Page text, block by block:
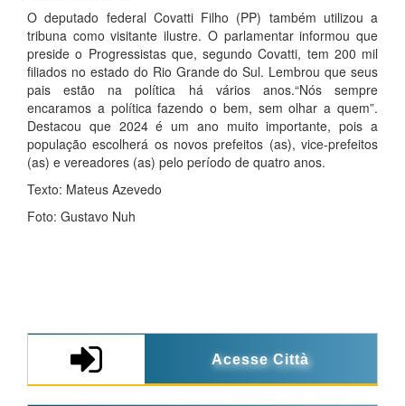
O deputado federal Covatti Filho (PP) também utilizou a
tribuna como visitante ilustre. O parlamentar informou que
preside o Progressistas que, segundo Covatti, tem 200 mil
filiados no estado do Rio Grande do Sul. Lembrou que seus
pais estão na política há vários anos.“Nós sempre
encaramos a política fazendo o bem, sem olhar a quem”.
Destacou que 2024 é um ano muito importante, pois a
população escolherá os novos prefeitos (as), vice-prefeitos
(as) e vereadores (as) pelo período de quatro anos.
Texto: Mateus Azevedo
Foto: Gustavo Nuh
Acesse Città